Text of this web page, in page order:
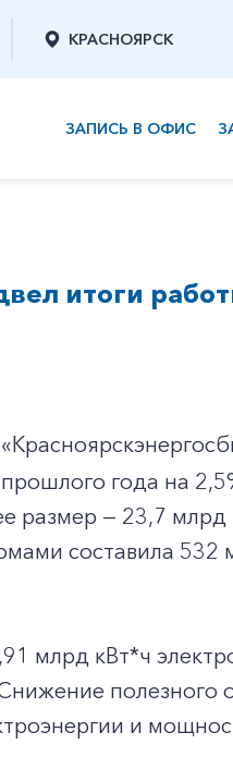
КРАСНОЯРСК
ЗАПИСЬ В ОФИС
итоги
года на
размер — 23,7 млрд
составила 532
млрд кВт*ч
полезного
и